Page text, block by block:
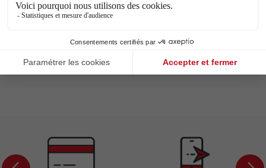
Hôtellerie & restauration